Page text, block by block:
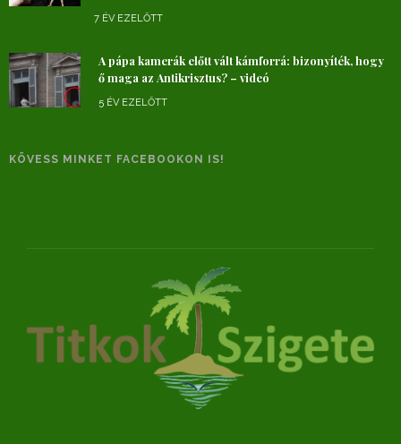
7 ÉV EZELŐTT
A pápa kamerák előtt vált kámforrá: bizonyíték, hogy
ő maga az Antikrisztus? – videó
5 ÉV EZELŐTT
KÖVESS MINKET FACEBOOKON IS!